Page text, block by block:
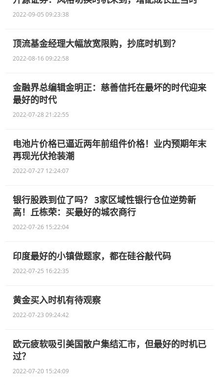
2022-09-05 09:23:38
顶流基金经理大幅放宽限购，抄底时机到？
2022-08-16 09:22:58
金融界总编辑金明正：慈善信托在最坏的时代迎来
最好的时代
2022-07-28 21:22:55
电池片价格已逼近两年前组件价格！业内预期年末
再现光伏抢装潮
2022-07-27 12:24:07
银行股跌到位了吗？ 3家区域性银行仓位逆势新
高！丘栋荣：买最好的城农商行
2022-07-26 15:22:04
印度最好的小镇做题家，都在硅谷敲代码
2022-07-25 16:22:35
黄金买入时机有待观察
2022-07-23 09:24:42
欧元疲软吸引美国散户集结汇市，但最好的时机已
过？
2022-07-20 15:24:09